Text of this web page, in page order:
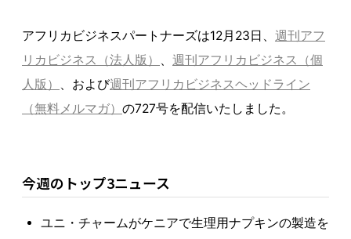
アフリカビジネスパートナーズは12月23日、 週刊アフ
リカビジネス（法人版）
週刊アフリカビジネス（個
人版）
、および週刊アフリカビジネスヘッドライン
（無料メルマガ） の727号を配信いたしました。
今週のトップ3ニュース
ユニ・チャームがケニアで生理用ナプキンの製造を